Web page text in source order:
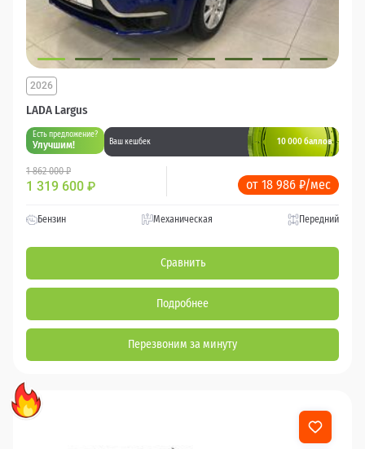
LADA Largus
2026
Есть предложение?
Улучшим! Ваш кешбек 10 000 баллов
1 862 000 ₽
1 319 600 ₽ от 18 986 ₽/мес
Бензин Механическая Передний
Сравнить
Подробнее
Перезвоним за минуту